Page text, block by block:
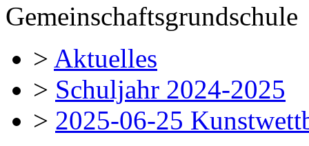
Gemeinschaftsgrundschule
> Aktuelles
> Schuljahr 2024-2025
> 2025-06-25